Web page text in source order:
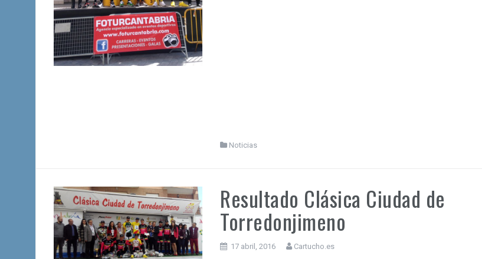
Noticias
Resultado Clásica Ciudad de
Torredonjimeno
17 abril, 2016 Cartucho.es